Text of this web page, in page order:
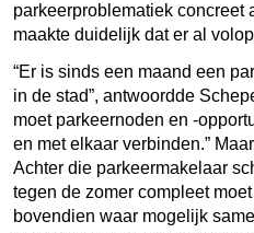
parkeerproblematiek concreet
maakte duidelijk dat er al
“Er is sinds een maand een
in de stad”, antwoordde
moet parkeernoden en -
en met elkaar verbinden.”
Achter die parkeermakelaar
tegen de zomer compleet
bovendien waar mogelijk